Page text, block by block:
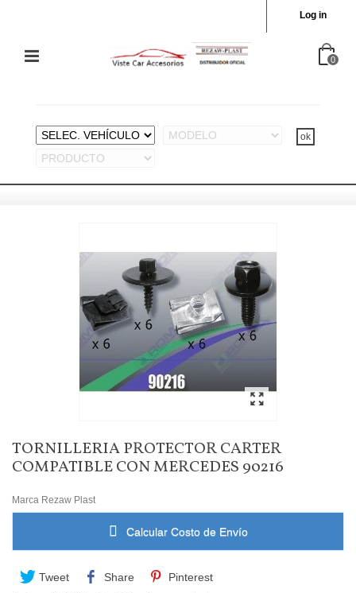
Log in
0
TORNILLERIA PROTECTOR CARTER
COMPATIBLE CON MERCEDES 90216
Marca Rezaw Plast
Calcular Costo de Envío
Tweet Share Pinterest